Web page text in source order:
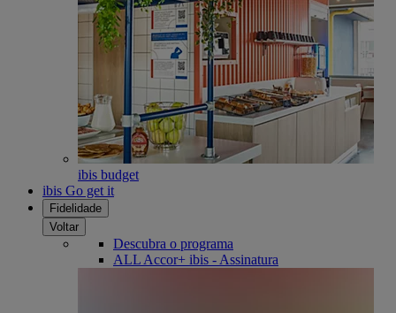
ibis budget
ibis Go get it
Fidelidade
Voltar
Descubra o programa
ALL Accor+ ibis - Assinatura